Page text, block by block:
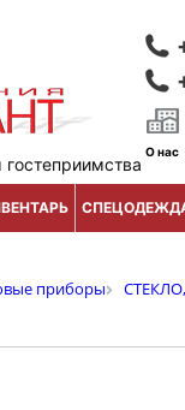
О нас
приборы